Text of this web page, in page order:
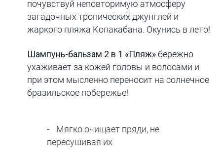
почувствуй неповторимую атмосферу
загадочных тропических джунглей и
жаркого пляжа Копакабана. Окунись в лето!
Шампунь-бальзам 2 в 1 «Пляж»бережно
ухаживает за кожей головы и волосами и
при этом мысленно переносит на солнечное
бразильское побережье!
Мягко очищает пряди, не
пересушивая их